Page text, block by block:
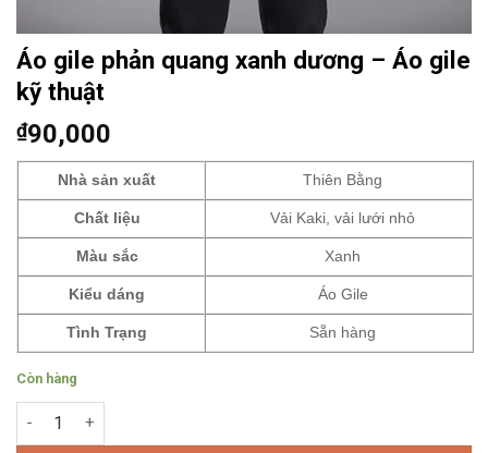
Áo gile phản quang xanh dương – Áo gile
kỹ thuật
₫90,000
Nhà sản xuất Thiên Bằng
Chất liệu Vải Kaki, vải lưới nhỏ
Màu sắc Xanh
Kiểu dáng Áo Gile
Tình Trạng Sẵn hàng
Còn hàng
Áo gile phản quang xanh dương - Áo gile kỹ thuật số lượng